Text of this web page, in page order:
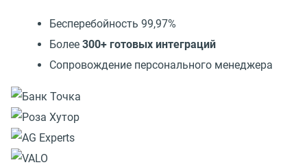
Бесперебойность 99,97%
Более 300+ готовых интеграций
Сопровождение персонального менеджера